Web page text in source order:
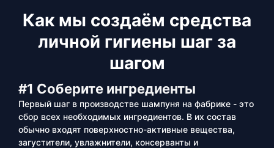
Как мы создаём средства
личной гигиены шаг за
шагом
#1 Соберите ингредиенты
Первый шаг в производстве шампуня на фабрике - это
сбор всех необходимых ингредиентов. В их состав
обычно входят поверхностно-активные вещества,
загустители, увлажнители, консерванты и